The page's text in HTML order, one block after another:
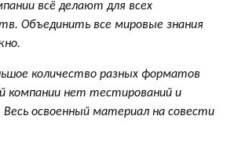
всё делают для всех
Объединить все мировые знания
количество разных форматов
компании нет тестирований и
Весь освоенный материал на совести